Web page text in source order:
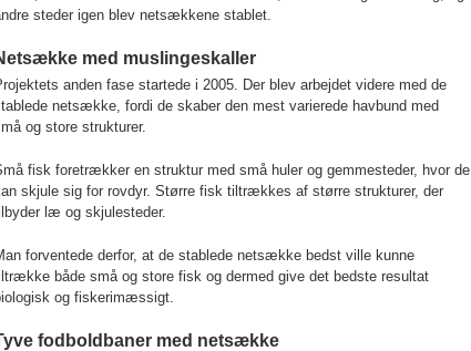
steder igen blev netsækkene stablet.
med muslingeskaller
anden fase startede i 2005. Der blev arbejdet videre med de
netsække, fordi de skaber den mest varierede havbund med
og store strukturer.
fisk foretrækker en struktur med små huler og gemmesteder, hvor de
skjule sig for rovdyr. Større fisk tiltrækkes af større strukturer, der
læ og skjulesteder.
forventede derfor, at de stablede netsække bedst ville kunne
både små og store fisk og dermed give det bedste resultat
og fiskerimæssigt.
fodboldbaner med netsække